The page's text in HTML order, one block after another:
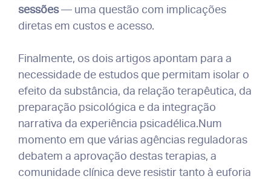
sessões— uma questão com implicações
diretas em custos e acesso.
Finalmente, os dois artigos apontam para a
necessidade de estudos que permitam isolar o
efeito da substância, da relação terapêutica, da
preparação psicológica e da integração
narrativa da experiência psicadélica.Num
momento em que várias agências reguladoras
debatem a aprovação destas terapias, a
comunidade clínica deve resistir tanto à euforia